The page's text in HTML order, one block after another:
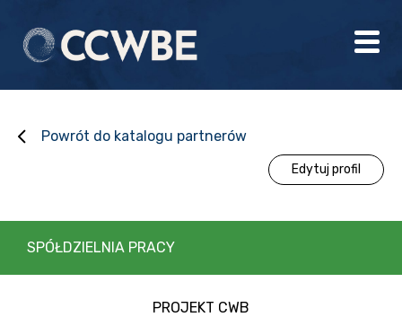
Powrót do katalogu partnerów
Edytuj profil
SPÓŁDZIELNIA PRACY
PROJEKT CWB